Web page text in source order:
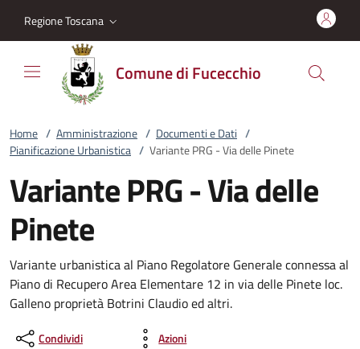
Regione Toscana
Comune di Fucecchio
Home / Amministrazione / Documenti e Dati /
Pianificazione Urbanistica / Variante PRG - Via delle Pinete
Variante PRG - Via delle
Pinete
Variante urbanistica al Piano Regolatore Generale connessa al
Piano di Recupero Area Elementare 12 in via delle Pinete loc.
Galleno proprietà Botrini Claudio ed altri.
Condividi Azioni